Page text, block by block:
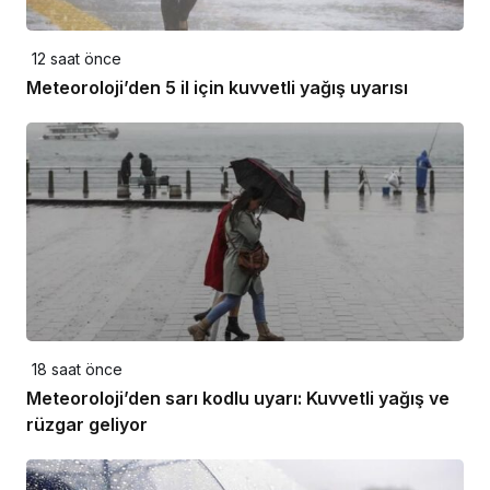
12 saat önce
Meteoroloji’den 5 il için kuvvetli yağış uyarısı
18 saat önce
Meteoroloji’den sarı kodlu uyarı: Kuvvetli yağış ve
rüzgar geliyor